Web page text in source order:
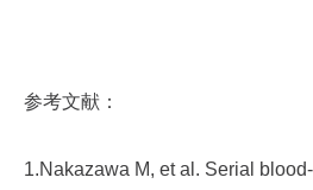
参考文献：
1.Nakazawa M, et al. Serial